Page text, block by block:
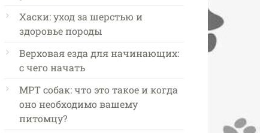
Хаски: уход за шерстью и
здоровье породы
Верховая езда для начинающих:
с чего начать
МРТ собак: что это такое и когда
оно необходимо вашему
питомцу?